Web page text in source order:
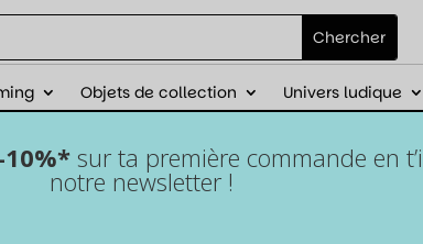
Objets de collection Univers ludique
ta première commande avec le
10%* sur ta première commande en
notre newsletter !